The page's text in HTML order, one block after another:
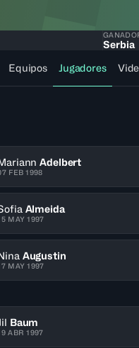
Serbia
Equipos Jugadores
Adelbert
FEB 1998
Almeida
MAY 1997
Augustin
MAY 1997
Baum
ABR 1997